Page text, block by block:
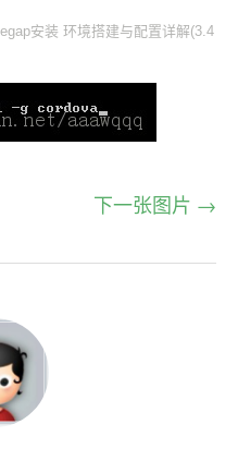
安装 环境搭建与配置详解(3.4
下一张图片 →